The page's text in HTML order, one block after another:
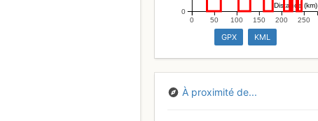
0
0 50 100 150 200 250
Distance (km)
GPX KML
À proximité de...